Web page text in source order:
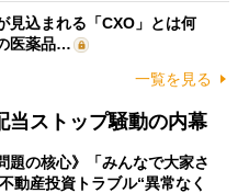
見込まれる「CXO」とは何
医薬品…
一覧を見る
当ストップ騒動の内幕
題の核心》「みんなで大家さ
動産投資トラブル“異常なく